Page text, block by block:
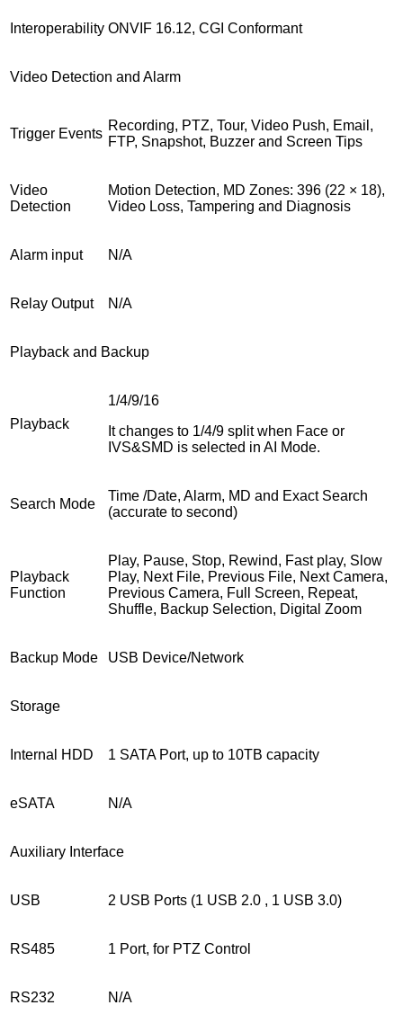
Interoperability ONVIF 16.12, CGI Conformant
Video Detection and Alarm
Trigger Events
Recording, PTZ, Tour, Video Push, Email,
FTP, Snapshot, Buzzer and Screen Tips
Video
Detection
Motion Detection, MD Zones: 396 (22 × 18),
Video Loss, Tampering and Diagnosis
Alarm input N/A
Relay Output N/A
Playback and Backup
Playback
1/4/9/16
It changes to 1/4/9 split when Face or
IVS&SMD is selected in AI Mode.
Search Mode
Time /Date, Alarm, MD and Exact Search
(accurate to second)
Playback
Function
Play, Pause, Stop, Rewind, Fast play, Slow
Play, Next File, Previous File, Next Camera,
Previous Camera, Full Screen, Repeat,
Shuffle, Backup Selection, Digital Zoom
Backup Mode USB Device/Network
Storage
Internal HDD 1 SATA Port, up to 10TB capacity
eSATA N/A
Auxiliary Interface
USB 2 USB Ports (1 USB 2.0 , 1 USB 3.0)
RS485 1 Port, for PTZ Control
RS232 N/A